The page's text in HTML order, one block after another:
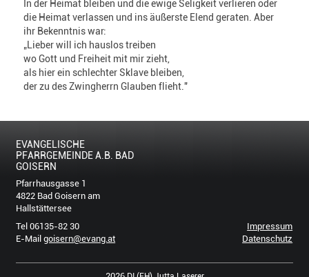
In der Heimat bleiben und die ewige Seligkeit verlieren oder
die Heimat verlassen und ins äußerste Elend geraten. Aber
ihr Bekenntnis war:
„Lieber will ich hauslos treiben
wo Gott und Freiheit mit mir zieht,
als hier ein schlechter Sklave bleiben,
der zu des Zwingherrn Glauben flieht."
EVANGELISCHE
PFARRGEMEINDE A.B. BAD
GOISERN
Pfarrhausgasse 1
4822 Bad Goisern am
Hallstättersee
Tel 06135-82 30
E-Mailgoisern@evang.at
Impressum
Datenschutz